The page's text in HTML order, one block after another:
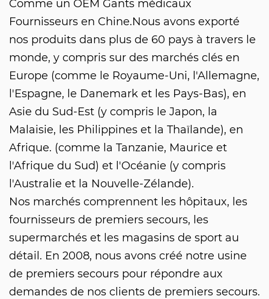
Comme un OEM Gants médicaux
Fournisseurs en Chine.Nous avons exporté
nos produits dans plus de 60 pays à travers le
monde, y compris sur des marchés clés en
Europe (comme le Royaume-Uni, l'Allemagne,
l'Espagne, le Danemark et les Pays-Bas), en
Asie du Sud-Est (y compris le Japon, la
Malaisie, les Philippines et la Thaïlande), en
Afrique. (comme la Tanzanie, Maurice et
l'Afrique du Sud) et l'Océanie (y compris
l'Australie et la Nouvelle-Zélande).
Nos marchés comprennent les hôpitaux, les
fournisseurs de premiers secours, les
supermarchés et les magasins de sport au
détail. En 2008, nous avons créé notre usine
de premiers secours pour répondre aux
demandes de nos clients de premiers secours.